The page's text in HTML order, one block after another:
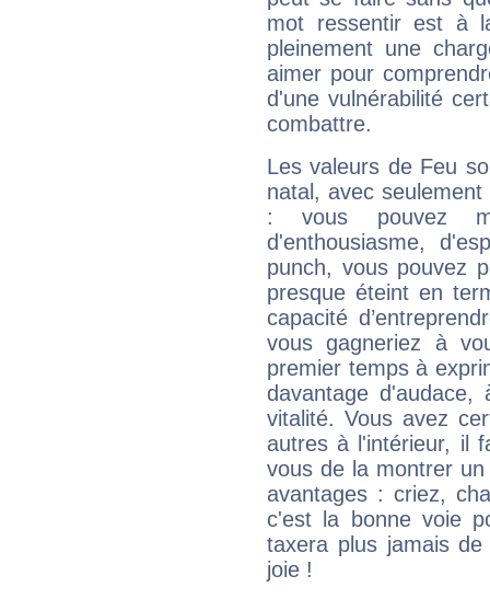
mot ressentir est à
pleinement une
aimer pour
d'une vulnérabilité
combattre.
Les valeurs de Feu
natal, avec
: vous pouvez
d'enthousiasme,
punch, vous pouvez
presque éteint en
capacité
vous gagneriez à
premier temps à
davantage
vitalité. Vous avez
autres à l'intérieur, il
vous de la montrer
avantages : criez,
c'est la bonne voie
taxera plus jamais
joie !